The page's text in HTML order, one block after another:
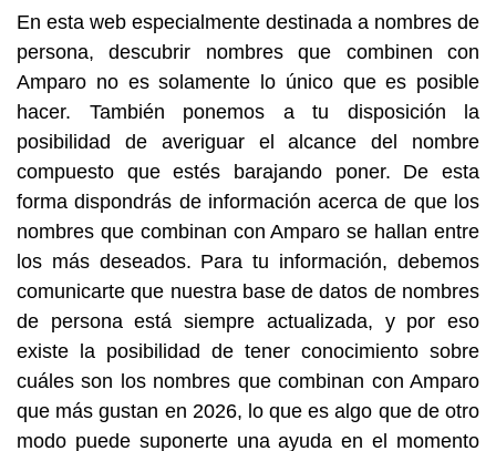
En esta web especialmente destinada a nombres de
persona, descubrir nombres que combinen con
Amparo no es solamente lo único que es posible
hacer. También ponemos a tu disposición la
posibilidad de averiguar el alcance del nombre
compuesto que estés barajando poner. De esta
forma dispondrás de información acerca de que los
nombres que combinan con Amparo se hallan entre
los más deseados. Para tu información, debemos
comunicarte que nuestra base de datos de nombres
de persona está siempre actualizada, y por eso
existe la posibilidad de tener conocimiento sobre
cuáles son los nombres que combinan con Amparo
que más gustan en 2026, lo que es algo que de otro
modo puede suponerte una ayuda en el momento